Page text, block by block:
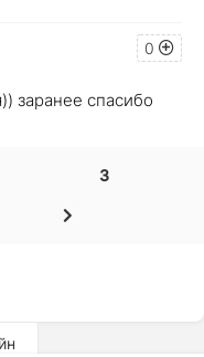
0
заранее спасибо
3